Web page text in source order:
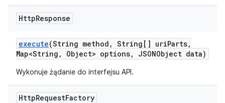
HttpResponse
execute(String method , String[] uriParts,
Map<String , Object> options, JSONObject data)
Wykonuje żądanie do interfejsu API.
HttpRequestFactory